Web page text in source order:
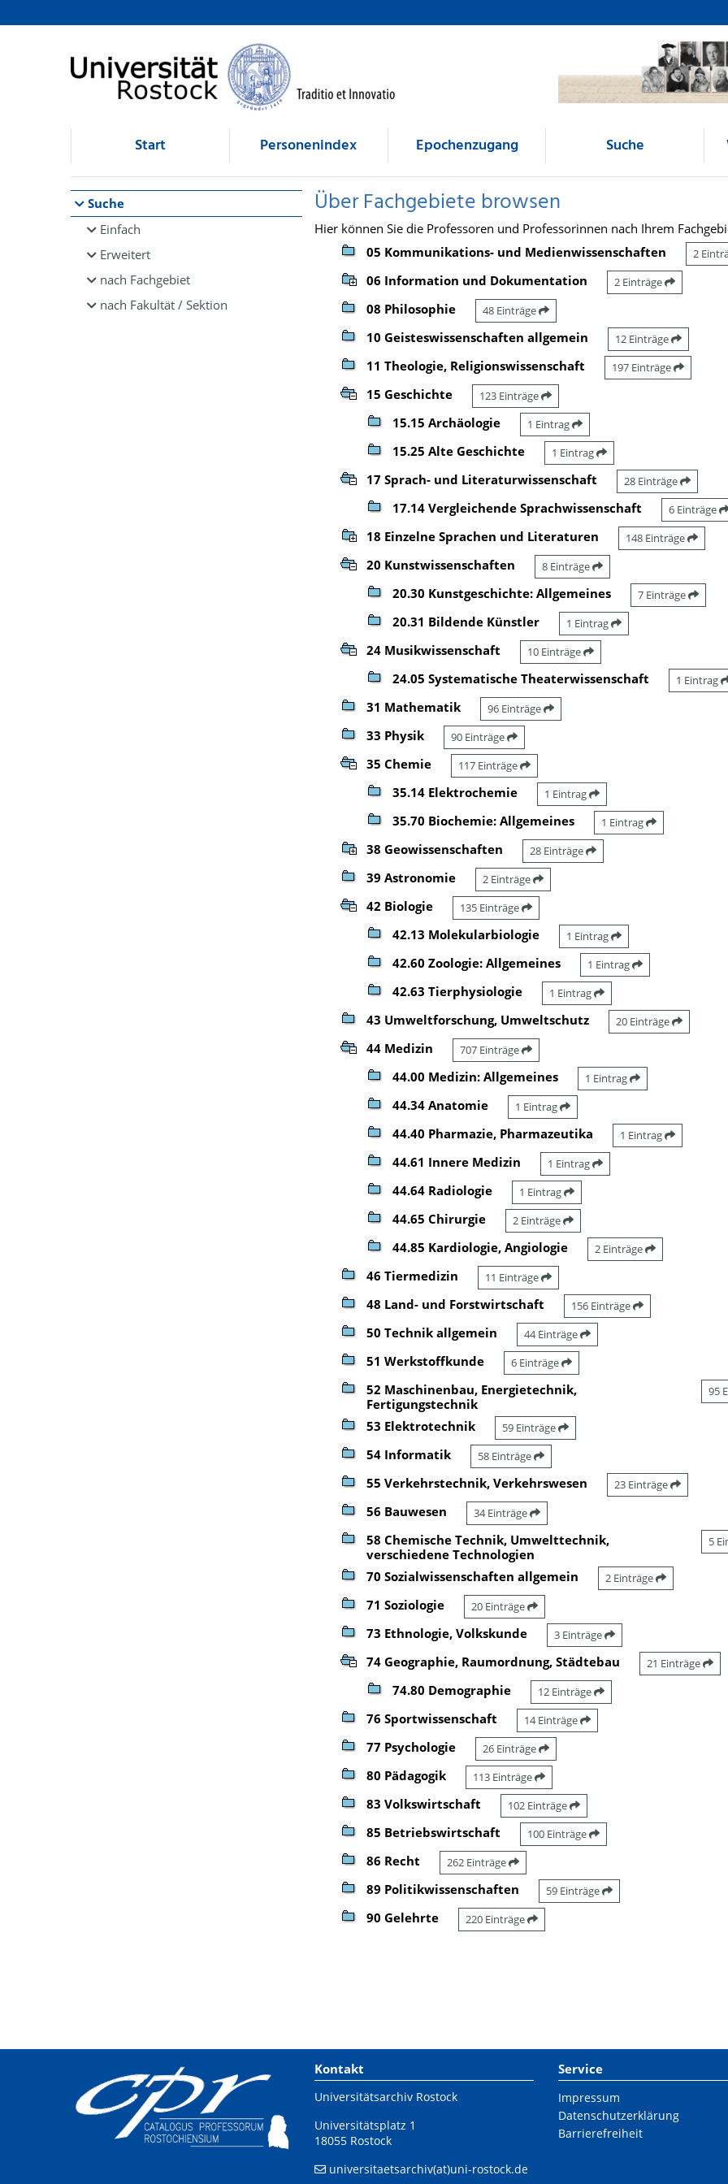
Browsen
direkt zum Inhalt
Start Personenindex Epochenzugang Suche
Suche
Einfach
Erweitert
nach Fachgebiet
nach Fakultät / Sektion
Über Fachgebiete browsen
Hier können Sie die Professoren und Professorinnen nach Ihrem
05 Kommunikations- und Medienwissenschaften
2
06 Information und Dokumentation 2 Einträge
08 Philosophie 48 Einträge
10 Geisteswissenschaften allgemein 12 Einträge
11 Theologie, Religionswissenschaft 197 Einträge
15 Geschichte 123 Einträge
15.15 Archäologie 1 Eintrag
15.25 Alte Geschichte 1 Eintrag
17 Sprach- und Literaturwissenschaft 28 Einträge
17.14 Vergleichende Sprachwissenschaft 6 Einträge
18 Einzelne Sprachen und Literaturen 148 Einträge
20 Kunstwissenschaften 8 Einträge
20.30 Kunstgeschichte: Allgemeines 7 Einträge
20.31 Bildende Künstler 1 Eintrag
24 Musikwissenschaft 10 Einträge
24.05 Systematische Theaterwissenschaft 1 Eintrag
31 Mathematik 96 Einträge
33 Physik 90 Einträge
35 Chemie 117 Einträge
35.14 Elektrochemie 1 Eintrag
35.70 Biochemie: Allgemeines 1 Eintrag
38 Geowissenschaften 28 Einträge
39 Astronomie 2 Einträge
42 Biologie 135 Einträge
42.13 Molekularbiologie 1 Eintrag
42.60 Zoologie: Allgemeines 1 Eintrag
42.63 Tierphysiologie 1 Eintrag
43 Umweltforschung, Umweltschutz 20 Einträge
44 Medizin 707 Einträge
44.00 Medizin: Allgemeines 1 Eintrag
44.34 Anatomie 1 Eintrag
44.40 Pharmazie, Pharmazeutika 1 Eintrag
44.61 Innere Medizin 1 Eintrag
44.64 Radiologie 1 Eintrag
44.65 Chirurgie 2 Einträge
44.85 Kardiologie, Angiologie 2 Einträge
46 Tiermedizin 11 Einträge
48 Land- und Forstwirtschaft 156 Einträge
50 Technik allgemein 44 Einträge
51 Werkstoffkunde 6 Einträge
52 Maschinenbau, Energietechnik,
Fertigungstechnik
95
53 Elektrotechnik 59 Einträge
54 Informatik 58 Einträge
55 Verkehrstechnik, Verkehrswesen 23 Einträge
56 Bauwesen 34 Einträge
58 Chemische Technik, Umwelttechnik,
verschiedene Technologien
5
70 Sozialwissenschaften allgemein 2 Einträge
71 Soziologie 20 Einträge
73 Ethnologie, Volkskunde 3 Einträge
74 Geographie, Raumordnung, Städtebau 21 Einträge
74.80 Demographie 12 Einträge
76 Sportwissenschaft 14 Einträge
77 Psychologie 26 Einträge
80 Pädagogik 113 Einträge
83 Volkswirtschaft 102 Einträge
85 Betriebswirtschaft 100 Einträge
86 Recht 262 Einträge
89 Politikwissenschaften 59 Einträge
90 Gelehrte 220 Einträge
Kontakt
Universitätsarchiv Rostock
Universitätsplatz 1
18055 Rostock
universitaetsarchiv(at)uni-rostock.de
Service
Impressum
Datenschutzerklärung
Barrierefreiheit